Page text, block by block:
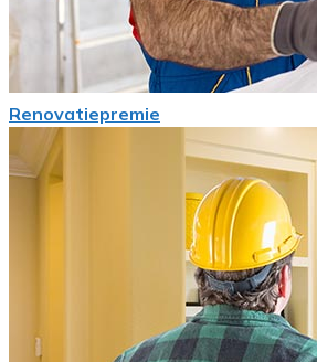
Renovatiepremie